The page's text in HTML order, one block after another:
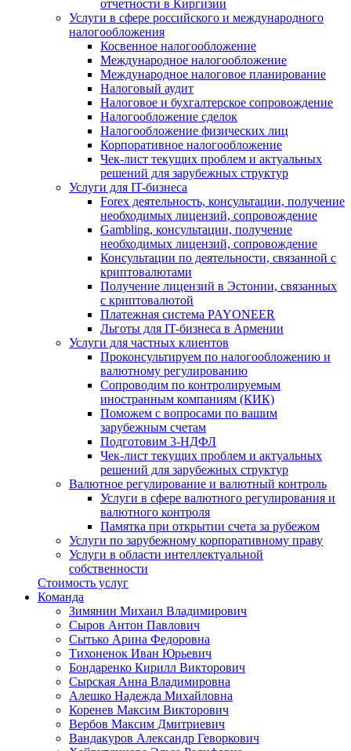
отчетности в Киргизии
Услуги в сфере российского и международного
налогообложения
Косвенное налогообложение
Международное налогообложение
Международное налоговое планирование
Налоговый аудит
Налоговое и бухгалтерское сопровождение
Налогообложение сделок
Налогообложение физических лиц
Корпоративное налогообложение
Чек-лист текущих проблем и актуальных
решений для зарубежных структур
Услуги для IT-бизнеса
Forex деятельность, консультации, получение
необходимых лицензий, сопровождение
Gambling, консультации, получение
необходимых лицензий, сопровождение
Консультации по деятельности, связанной с
криптовалютами
Получение лицензий в Эстонии, связанных
с криптовалютой
Платежная система PAYONEER
Льготы для IT-бизнеса в Армении
Услуги для частных клиентов
Проконсультируем по налогообложению и
валютному регулированию
Сопроводим по контролируемым
иностранным компаниям (КИК)
Поможем с вопросами по вашим
зарубежным счетам
Подготовим 3-НДФЛ
Чек-лист текущих проблем и актуальных
решений для зарубежных структур
Валютное регулирование и валютный контроль
Услуги в сфере валютного регулирования и
валютного контроля
Памятка при открытии счета за рубежом
Услуги по зарубежному корпоративному праву
Услуги в области интеллектуальной
собственности
Стоимость услуг
Команда
Зимянин Михаил Владимирович
Сыров Антон Павлович
Сытько Арина Федоровна
Тихоненок Иван Юрьевич
Бондаренко Кирилл Викторович
Сырская Анна Владимировна
Алешко Надежда Михайловна
Коренев Максим Викторович
Вербов Максим Дмитриевич
Вандакуров Александр Геворкович